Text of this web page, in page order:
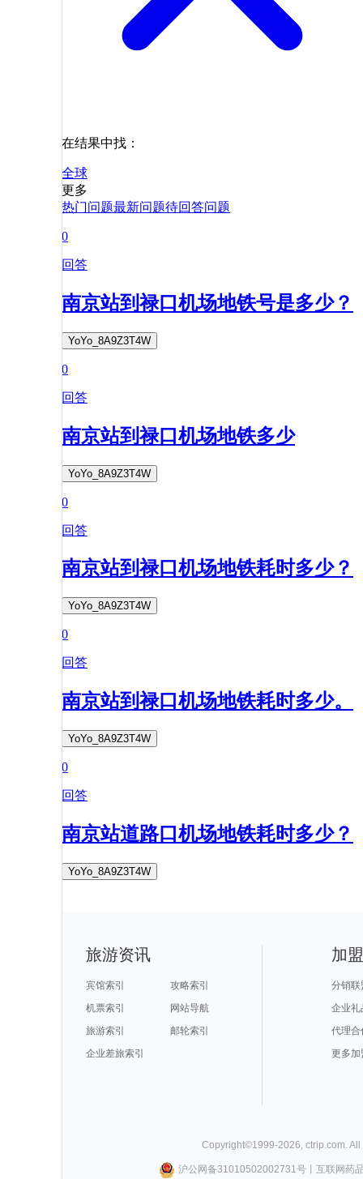
在结果中找：
全球
更多
热门问题最新问题待回答问题
0
回答
南京站到禄口机场地铁号是多少？
YoYo_8A9Z3T4W
0
回答
南京站到禄口机场地铁多少
YoYo_8A9Z3T4W
0
回答
南京站到禄口机场地铁耗时多少？
YoYo_8A9Z3T4W
0
回答
南京站到禄口机场地铁耗时多少。
YoYo_8A9Z3T4W
0
回答
南京站道路口机场地铁耗时多少？
YoYo_8A9Z3T4W
旅游资讯
宾馆索引
攻略索引
机票索引
网站导航
旅游索引
邮轮索引
企业差旅索引
加
分销联
企业礼
代理合
更多加
Copyright©1999-2026, ctrip.com.
沪公网备31010502002731号丨 互联网药